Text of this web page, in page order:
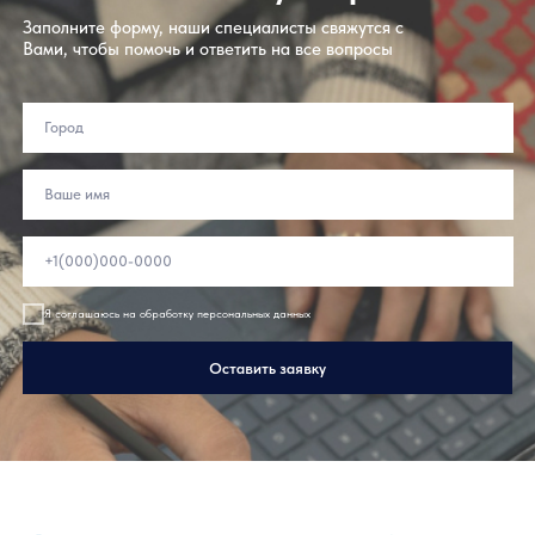
Оставьте заявку на расчет
Заполните форму, наши специалисты свяжутся с
Вами, чтобы помочь и ответить на все вопросы